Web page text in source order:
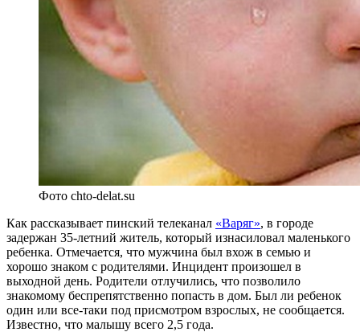
Фото chto-delat.su
Как рассказывает пинский телеканал «Варяг», в городе
задержан 35-летний житель, который изнасиловал маленького
ребенка. Отмечается, что мужчина был вхож в семью и
хорошо знаком с родителями. Инцидент произошел в
выходной день. Родители отлучились, что позволило
знакомому беспрепятственно попасть в дом. Был ли ребенок
один или все-таки под присмотром взрослых, не сообщается.
Известно, что малышу всего 2,5 года.